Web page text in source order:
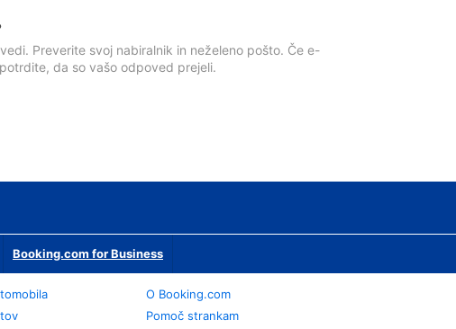
Preverite svoj nabiralnik in neželeno pošto. Če e-
da so vašo odpoved prejeli.
Booking.com for Business
O Booking.com
Pomoč strankam